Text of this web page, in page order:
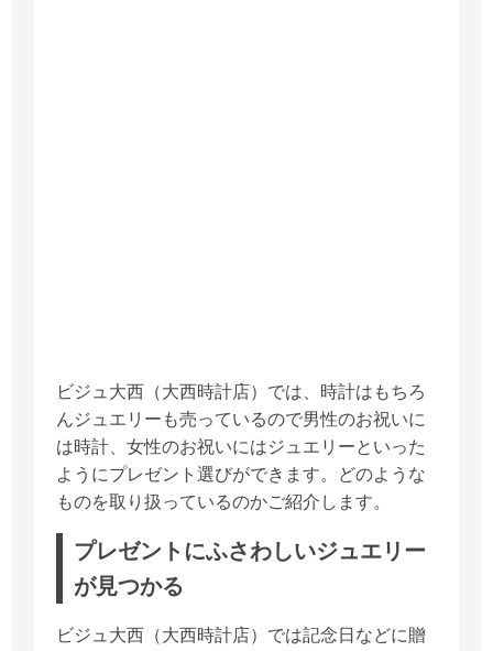
ビジュ大西（大西時計店）では、時計はもちろ
んジュエリーも売っているので男性のお祝いに
は時計、女性のお祝いにはジュエリーといった
ようにプレゼント選びができます。どのような
ものを取り扱っているのかご紹介します。
プレゼントにふさわしいジュエリー
が見つかる
ビジュ大西（大西時計店）では記念日などに贈